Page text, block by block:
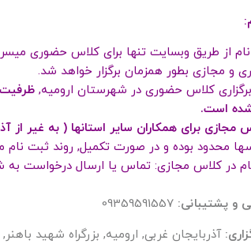
از طریق وبسایت تنها برای کلاس حضوری
و مجازی بطور همزمان برگزار خواهد شد.
کلاس حضوری در شهرستان ارومیه, ظرفیت
است.
مجازی برای همکاران سایر استانها ( به غیر
محدود بوده و در صورت تکمیل, روند ثبت
مجازی: تماس یا ارسال درخواست به شماره 09359591557 در واتساپ, تلگرام,
و پشتیبانی:
آذربایجان غربی, ارومیه, بزرگراه شهید